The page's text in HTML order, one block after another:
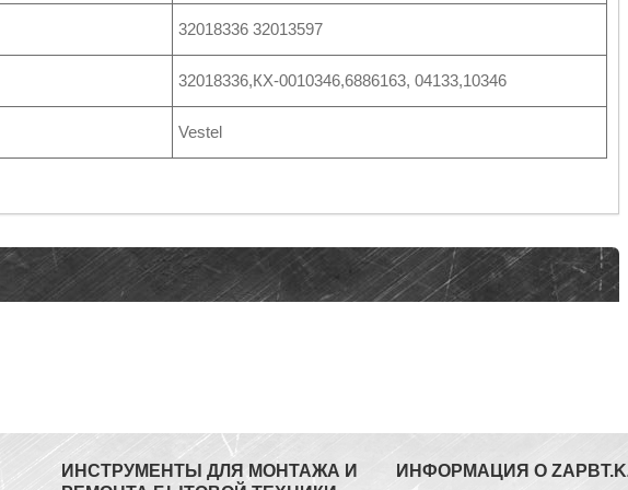
32018336 32013597
32018336,КХ-0010346,6886163, 04133,10346
Vestel
ИНСТРУМЕНТЫ ДЛЯ МОНТАЖА И
ИНФОРМАЦИЯ О